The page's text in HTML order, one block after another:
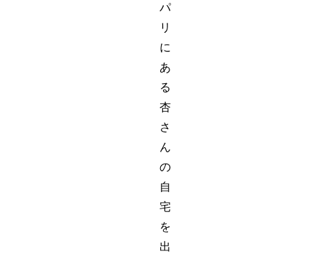
パ
リ
に
あ
る
杏
さ
ん
の
自
宅
を
出